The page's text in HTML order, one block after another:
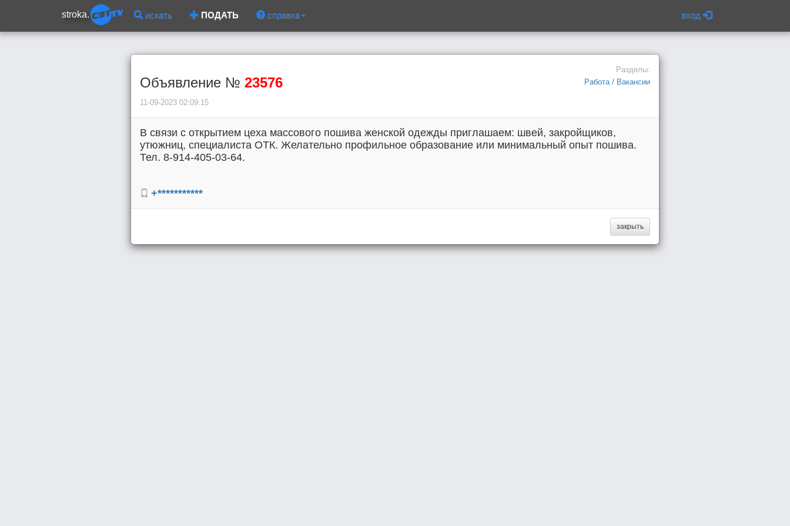
stroka. искать ПОДАТЬ справка вход
Объявление № 23576
11-09-2023 02:09:15
Разделы:
Работа / Вакансии
В связи с открытием цеха массового пошива женской одежды приглашаем: швей, закройщиков,
утюжниц, специалиста ОТК. Желательно профильное образование или минимальный опыт пошива.
Тел. 8-914-405-03-64.
+***********
закрыть